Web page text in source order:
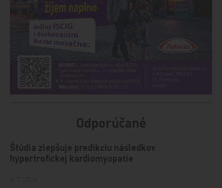
Odporúčané
Štúdia zlepšuje predikciu následkov
hypertrofickej kardiomyopatie